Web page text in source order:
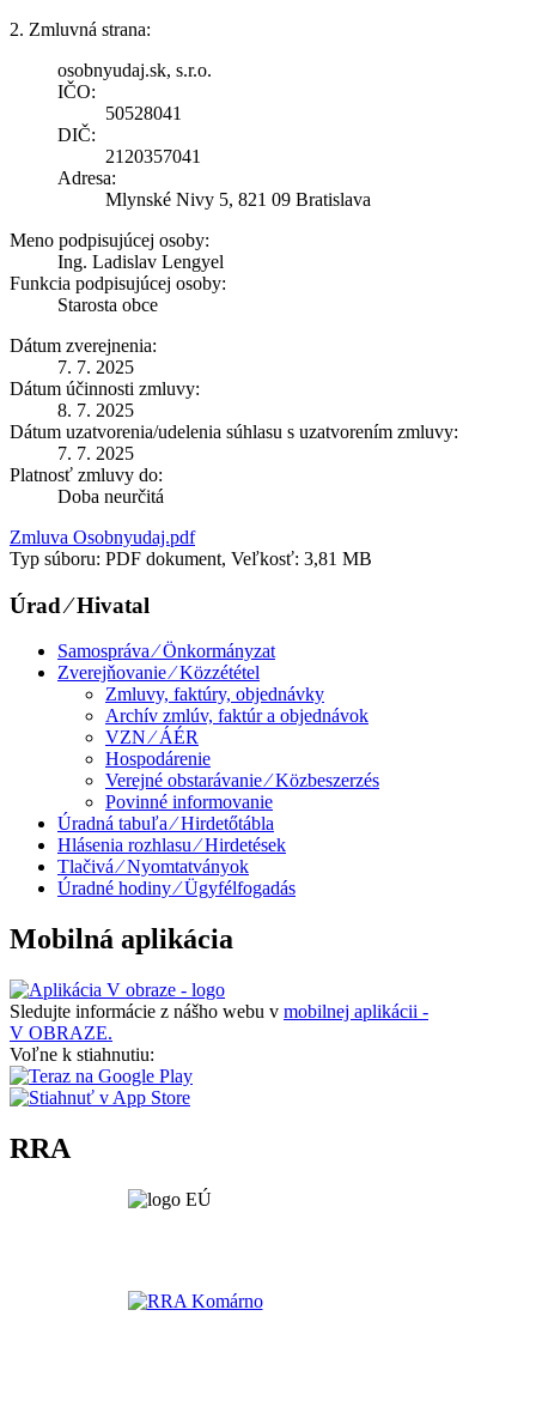
2. Zmluvná strana:
osobnyudaj.sk, s.r.o.
IČO:
50528041
DIČ:
2120357041
Adresa:
Mlynské Nivy 5, 821 09 Bratislava
Meno podpisujúcej osoby:
Ing. Ladislav Lengyel
Funkcia podpisujúcej osoby:
Starosta obce
Dátum zverejnenia:
7. 7. 2025
Dátum účinnosti zmluvy:
8. 7. 2025
Dátum uzatvorenia/udelenia súhlasu s uzatvorením zmluvy:
7. 7. 2025
Platnosť zmluvy do:
Doba neurčitá
Zmluva Osobnyudaj.pdf
Typ súboru: PDF dokument, Veľkosť: 3,81 MB
Úrad ⁄ Hivatal
Samospráva ⁄ Önkormányzat
Zverejňovanie ⁄ Közzététel
Zmluvy, faktúry, objednávky
Archív zmlúv, faktúr a objednávok
VZN ⁄ ÁÉR
Hospodárenie
Verejné obstarávanie ⁄ Közbeszerzés
Povinné informovanie
Úradná tabuľa ⁄ Hirdetőtábla
Hlásenia rozhlasu ⁄ Hirdetések
Tlačivá ⁄ Nyomtatványok
Úradné hodiny ⁄ Ügyfélfogadás
Mobilná aplikácia
Sledujte informácie z nášho webu v mobilnej aplikácii -
V OBRAZE.
Voľne k stiahnutiu:
RRA